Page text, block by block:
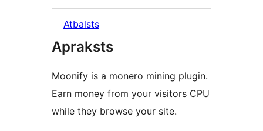
Atbalsts
Apraksts
Moonify is a monero mining plugin.
Earn money from your visitors CPU
while they browse your site.